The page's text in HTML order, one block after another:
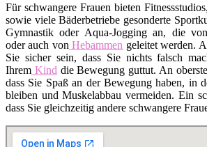
Für schwangere Frauen bieten
sowie viele Bäderbetriebe gesonderte
Gymnastik oder Aqua-Jogging an, die
oder auch von Hebammen geleitet werden.
Sie sicher sein, dass Sie nichts falsch
Ihrem Kind die Bewegung guttut. An
dass Sie Spaß an der Bewegung haben, in
bleiben und Muskelabbau vermeiden. Ein
dass Sie gleichzeitig andere schwangere